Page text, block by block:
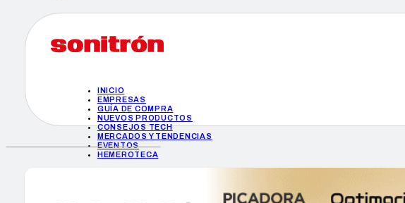
INICIO
EMPRESAS
GUÍA DE COMPRA
NUEVOS PRODUCTOS
CONSEJOS TECH
MERCADOS Y TENDENCIAS
EVENTOS
HEMEROTECA